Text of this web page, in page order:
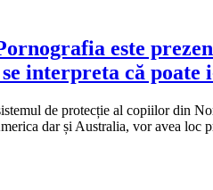
este
interpreta că
de protecție al copiilor din
dar și Australia, vor avea